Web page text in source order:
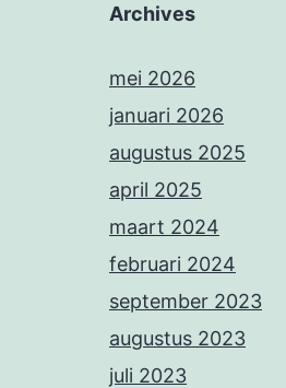
Archives
mei 2026
januari 2026
augustus 2025
april 2025
maart 2024
februari 2024
september 2023
augustus 2023
juli 2023